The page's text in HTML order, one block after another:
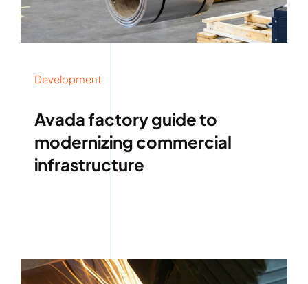
Development
Avada factory guide to
modernizing commercial
infrastructure